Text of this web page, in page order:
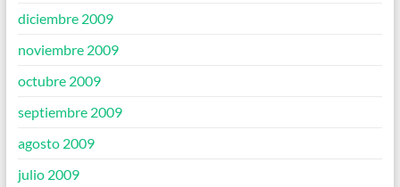
diciembre 2009
noviembre 2009
octubre 2009
septiembre 2009
agosto 2009
julio 2009